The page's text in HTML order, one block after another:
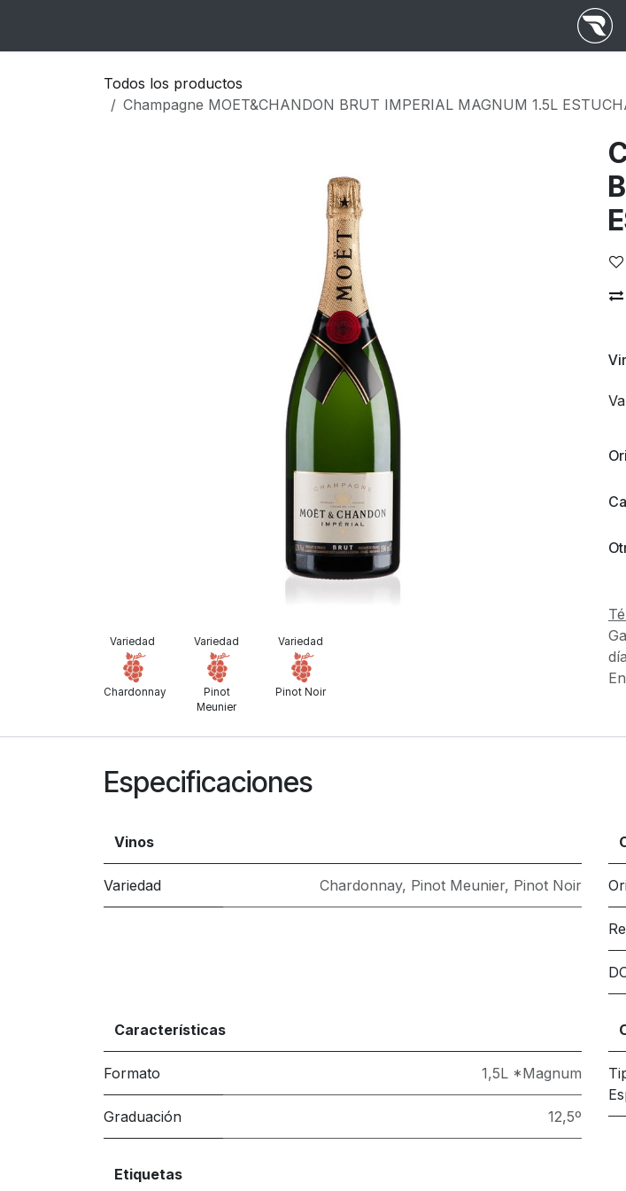
Todos los productos
Champagne MOET&CHANDON BRUT IMPERIAL MAGNUM 1.5L
Variedad
Chardonnay
Variedad
Pinot
Meunier
Variedad
Pinot Noir
Especificaciones
Vinos
Variedad Chardonnay, Pinot Meunier, Pinot Noir
Características
Formato 1,5L *Magnum
Graduación 12,5º
Etiquetas